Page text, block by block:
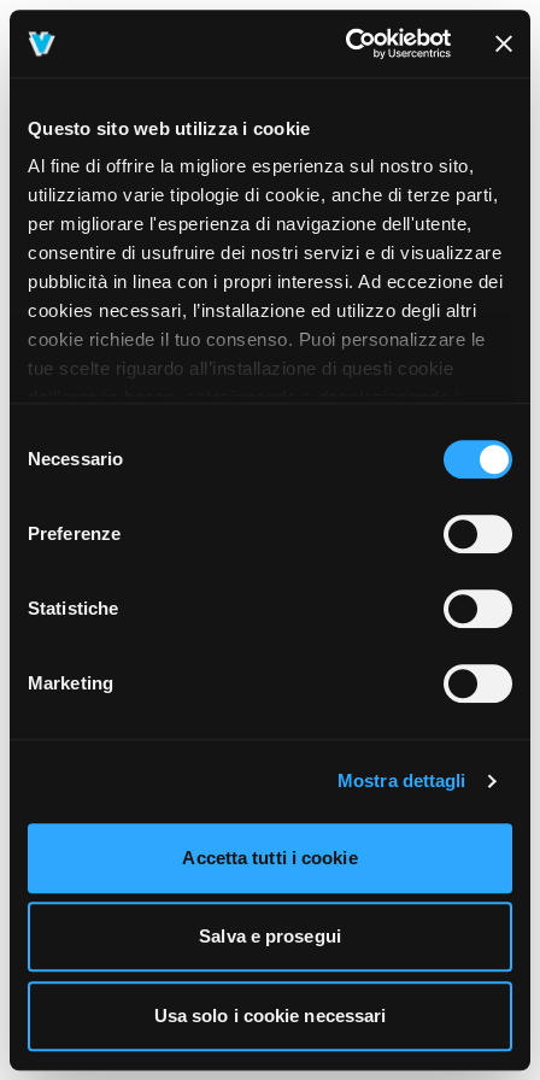
Questo sito web utilizza i cookie
Al fine di offrire la migliore esperienza sul nostro sito,
utilizziamo varie tipologie di cookie, anche di terze parti,
per migliorare l'esperienza di navigazione dell'utente,
consentire di usufruire dei nostri servizi e di visualizzare
pubblicità in linea con i propri interessi. Ad eccezione dei
cookies necessari, l’installazione ed utilizzo degli altri
cookie richiede il tuo consenso. Puoi personalizzare le
tue scelte riguardo all’installazione di questi cookie
prosegui” o decidere di accettare tutti i cookie, cliccando
sul pulsante “Accetta tutti i cookie”. Cliccando sul tasto
unicamente i cookie necessari alla navigazione. Per
funzionamento, puoi prendere visione dell’informativa
cliccando qui.
delNecessario
Preferenze
Statistiche
Marketing
Mostra dettagli
Accetta tutti i cookie
Salva e prosegui
Usa solo i cookie necessari
404